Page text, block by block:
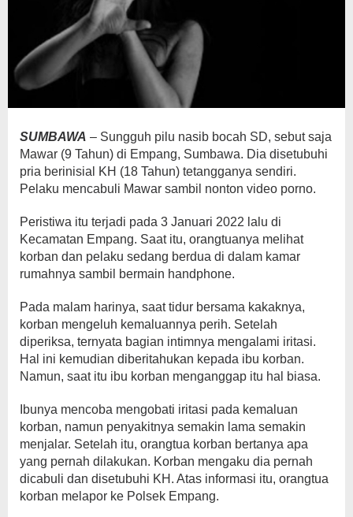
SUMBAWA – Sungguh pilu nasib bocah SD, sebut saja
Mawar (9 Tahun) di Empang, Sumbawa. Dia disetubuhi
pria berinisial KH (18 Tahun) tetangganya sendiri.
Pelaku mencabuli Mawar sambil nonton video porno.
Peristiwa itu terjadi pada 3 Januari 2022 lalu di
Kecamatan Empang. Saat itu, orangtuanya melihat
korban dan pelaku sedang berdua di dalam kamar
rumahnya sambil bermain handphone.
Pada malam harinya, saat tidur bersama kakaknya,
korban mengeluh kemaluannya perih. Setelah
diperiksa, ternyata bagian intimnya mengalami iritasi.
Hal ini kemudian diberitahukan kepada ibu korban.
Namun, saat itu ibu korban menganggap itu hal biasa.
Ibunya mencoba mengobati iritasi pada kemaluan
korban, namun penyakitnya semakin lama semakin
menjalar. Setelah itu, orangtua korban bertanya apa
yang pernah dilakukan. Korban mengaku dia pernah
dicabuli dan disetubuhi KH. Atas informasi itu, orangtua
korban melapor ke Polsek Empang.